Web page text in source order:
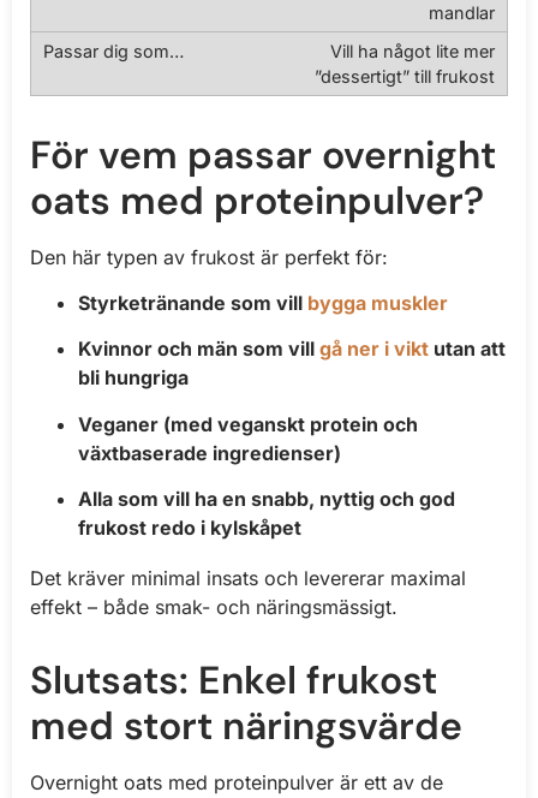
mandlar
Vill ha något lite mer
”dessertigt” till frukost
För vem passar overnight
oats med proteinpulver?
Den här typen av frukost är perfekt för:
Styrketränande som vill bygga muskler
Kvinnor och män som vill gå ner i vikt utan att
bli hungriga
Veganer (med veganskt protein och
växtbaserade ingredienser)
Alla som vill ha en snabb, nyttig och god
frukost redo i kylskåpet
Det kräver minimal insats och levererar maximal
effekt – både smak- och näringsmässigt.
Slutsats: Enkel frukost
med stort näringsvärde
Overnight oats med proteinpulver är ett av de